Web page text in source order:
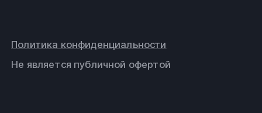
Не является публичной офертой
Политика конфиденциальности